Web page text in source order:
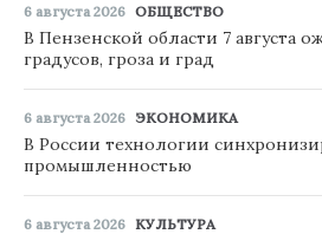
6 августа 2026 ОБЩЕСТВО
В Пензенской области 7 августа
градусов, гроза и град
6 августа 2026 ЭКОНОМИКА
В России технологии
промышленностью
6 августа 2026 КУЛЬТУРА